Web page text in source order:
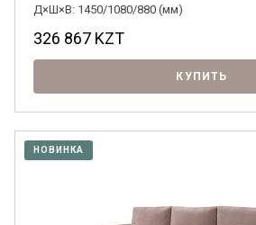
Д×Ш×В: 1450/1080/880 (мм)
326 867 KZT
КУПИТЬ
НОВИНКА